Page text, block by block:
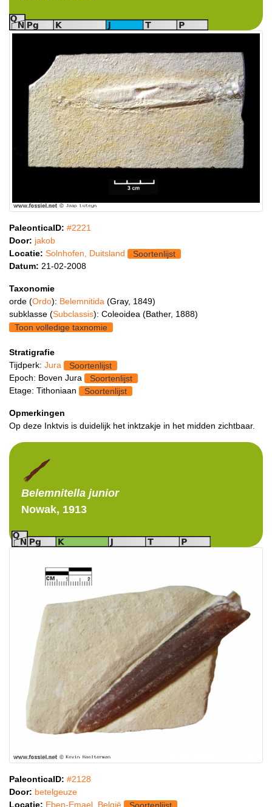
PaleonticaID: #2221
Door: jakob
Locatie: Solnhofen, Duitsland
Soortenlijst
Datum: 21-02-2008
Taxonomie
orde (Ordo): Belemnitida (Gray, 1849)
subklasse (Subclassis): Coleoidea (Bather, 1888)
Toon volledige taxnomie
Stratigrafie
Tijdperk: Jura
Soortenlijst
Epoch: Boven Jura
Soortenlijst
Etage: Tithoniaan
Soortenlijst
Opmerkingen
Op deze Inktvis is duidelijk het inktzakje in het midden zichtbaar.
Belemnitella junior
Nowak, 1913
PaleonticaID: #2128
Door: betelgeuze
Locatie: Eben-Emael, België